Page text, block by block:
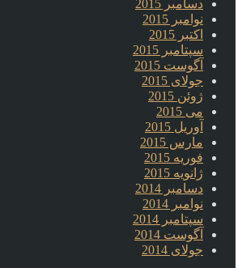
دسامبر 2015
نوامبر 2015
اکتبر 2015
سپتامبر 2015
آگوست 2015
جولای 2015
ژوئن 2015
می 2015
آوریل 2015
مارس 2015
فوریه 2015
ژانویه 2015
دسامبر 2014
نوامبر 2014
سپتامبر 2014
آگوست 2014
جولای 2014